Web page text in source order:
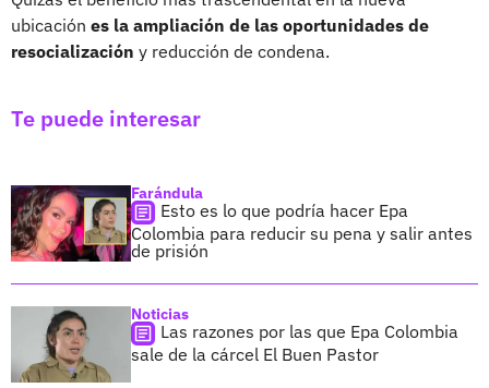
ubicación es la ampliación de las oportunidades de
resocialización y reducción de condena.
Te puede interesar
Farándula
Esto es lo que podría hacer Epa
Colombia para reducir su pena y salir antes
de prisión
Noticias
Las razones por las que Epa Colombia
sale de la cárcel El Buen Pastor